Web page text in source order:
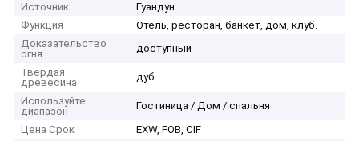
Источник
Гуандун
Функция
Отель, ресторан, банкет, дом, клуб.
Доказательство
огня
доступный
Твердая
древесина
дуб
Используйте
диапазон
Гостиница / Дом / спальня
Цена Срок
EXW, FOB, CIF